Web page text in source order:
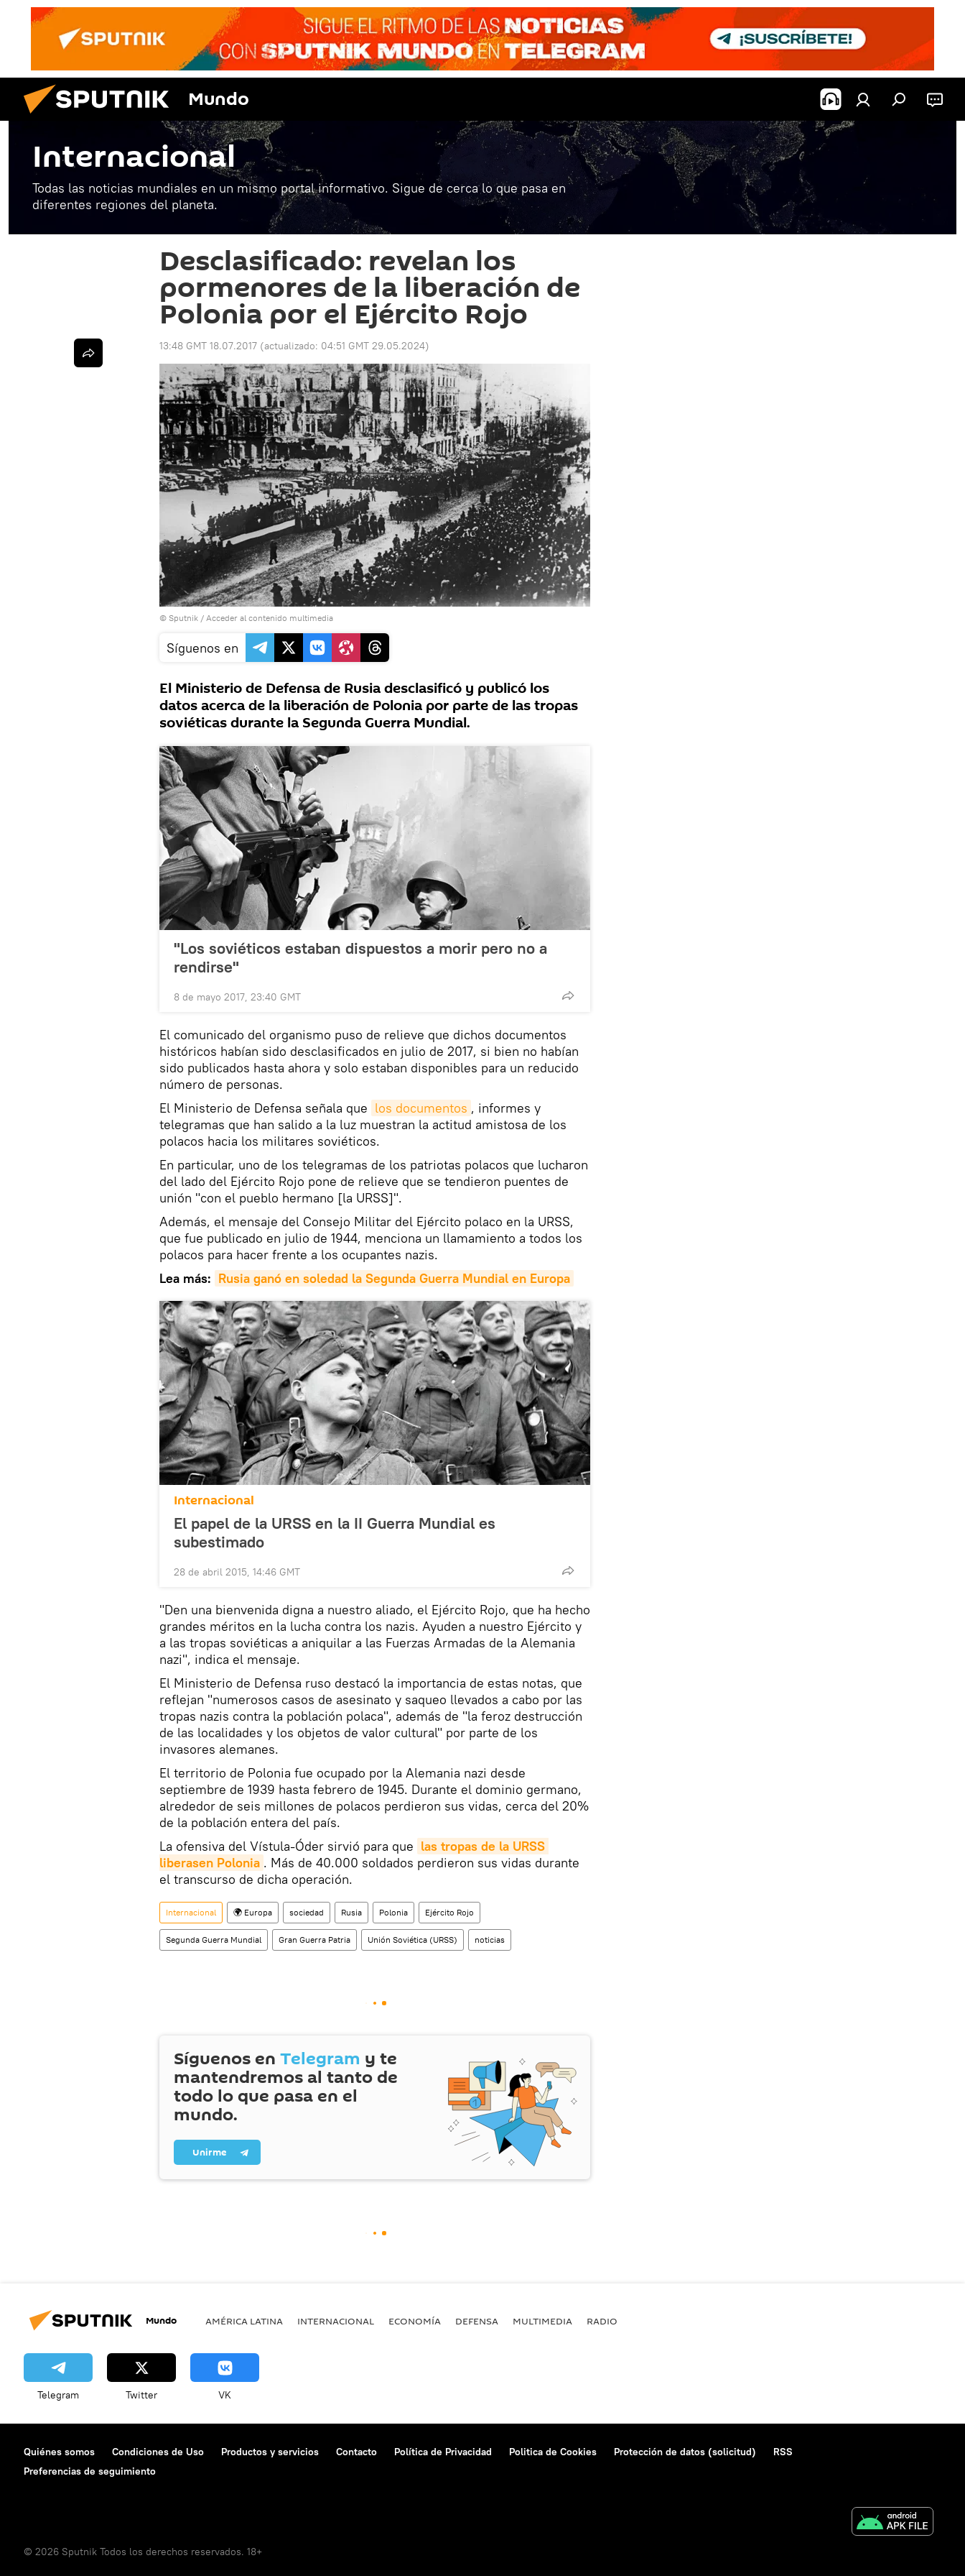
Mundo
Internacional
Todas las noticias mundiales en un mismo portal informativo. Sigue de cerca lo que pasa en
diferentes regiones del planeta.
Desclasificado: revelan los
pormenores de la liberación de
Polonia por el Ejército Rojo
13:48 GMT 18.07.2017 (actualizado: 04:51 GMT 29.05.2024)
© Sputnik / Acceder al contenido multimedia
Síguenos en
El Ministerio de Defensa de Rusia desclasificó y publicó los
datos acerca de la liberación de Polonia por parte de las tropas
soviéticas durante la Segunda Guerra Mundial.
"Los soviéticos estaban dispuestos a morir pero no a
rendirse"
8 de mayo 2017, 23:40 GMT
El comunicado del organismo puso de relieve que dichos documentos
históricos habían sido desclasificados en julio de 2017, si bien no habían
sido publicados hasta ahora y solo estaban disponibles para un reducido
número de personas.
El Ministerio de Defensa señala que los documentos , informes y
telegramas que han salido a la luz muestran la actitud amistosa de los
polacos hacia los militares soviéticos.
En particular, uno de los telegramas de los patriotas polacos que lucharon
del lado del Ejército Rojo pone de relieve que se tendieron puentes de
unión "con el pueblo hermano [la URSS]".
Además, el mensaje del Consejo Militar del Ejército polaco en la URSS,
que fue publicado en julio de 1944, menciona un llamamiento a todos los
polacos para hacer frente a los ocupantes nazis.
Lea más: Rusia ganó en soledad la Segunda Guerra Mundial en Europa
Internacional
El papel de la URSS en la II Guerra Mundial es
subestimado
28 de abril 2015, 14:46 GMT
"Den una bienvenida digna a nuestro aliado, el Ejército Rojo, que ha hecho
grandes méritos en la lucha contra los nazis. Ayuden a nuestro Ejército y
a las tropas soviéticas a aniquilar a las Fuerzas Armadas de la Alemania
nazi", indica el mensaje.
El Ministerio de Defensa ruso destacó la importancia de estas notas, que
reflejan "numerosos casos de asesinato y saqueo llevados a cabo por las
tropas nazis contra la población polaca", además de "la feroz destrucción
de las localidades y los objetos de valor cultural" por parte de los
invasores alemanes.
El territorio de Polonia fue ocupado por la Alemania nazi desde
septiembre de 1939 hasta febrero de 1945. Durante el dominio germano,
alrededor de seis millones de polacos perdieron sus vidas, cerca del 20%
de la población entera del país.
La ofensiva del Vístula-Óder sirvió para que las tropas de la URSS
liberasen Polonia . Más de 40.000 soldados perdieron sus vidas durante
el transcurso de dicha operación.
Internacional 🌍 Europa sociedad Rusia Polonia Ejército Rojo
Segunda Guerra Mundial Gran Guerra Patria Unión Soviética (URSS) noticias
Síguenos en Telegram y te
mantendremos al tanto de
todo lo que pasa en el
mundo.
Unirme
Mundo AMÉRICA LATINA INTERNACIONAL ECONOMÍA DEFENSA MULTIMEDIA RADIO
Telegram Twitter VK
Quiénes somos Condiciones de Uso Productos y servicios Contacto Política de Privacidad Politica de Cookies Protección de datos (solicitud)
RSS
Preferencias de seguimiento
© 2026 Sputnik Todos los derechos reservados. 18+